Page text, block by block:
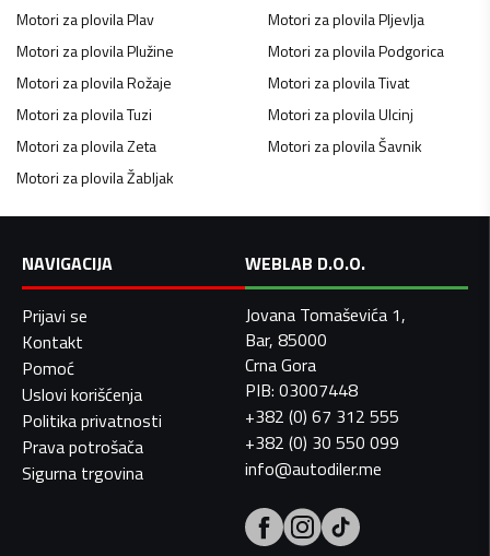
Motori za plovilaPlav Motori za plovilaPljevlja
Motori za plovilaPlužine Motori za plovilaPodgorica
Motori za plovilaRožaje Motori za plovilaTivat
Motori za plovilaTuzi Motori za plovilaUlcinj
Motori za plovilaZeta Motori za plovilaŠavnik
Motori za plovilaŽabljak
NAVIGACIJA
Prijavi se
Kontakt
Pomoć
Uslovi korišćenja
Politika privatnosti
Prava potrošača
Sigurna trgovina
WEBLAB D.O.O.
Jovana Tomaševića 1,
Bar, 85000
Crna Gora
PIB: 03007448
+382 (0) 67 312 555
+382 (0) 30 550 099
info@autodiler.me